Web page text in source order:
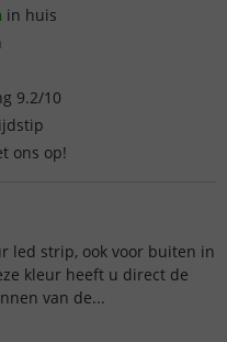
in huis
9.2/10
ons op!
led strip, ook voor buiten in
kleur heeft u direct de
van de...